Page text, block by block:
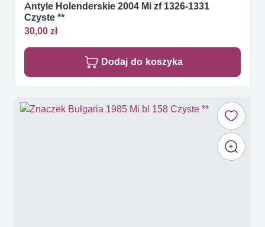
Antyle Holenderskie 2004 Mi zf 1326-1331
Czyste **
30,00 zł
Dodaj do koszyka